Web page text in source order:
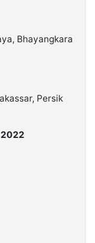
Bhayangkara
Persik
2022